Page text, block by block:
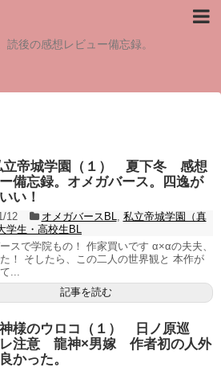
後の感想レビュー備忘録。
帝城学園（１） 夏下冬 感想
備忘録。オメガバース。四逸が
い！
12 オメガバースBL
私立帝城学園（真
学生・高校生BL
スで学院もの！ 作家買いです α×αの夫夫、
！ そしたら、この二人の世界観と 本作が
...
記事を読む
様のウロコ（１） 日ノ原巡
レ注意 龍神×男嫁 作者初の人外
良かった。